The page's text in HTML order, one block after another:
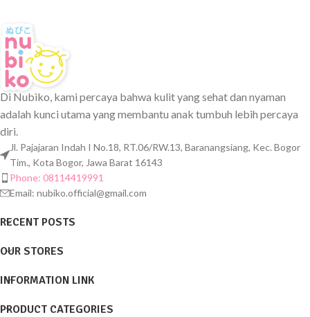
Di Nubiko, kami percaya bahwa kulit yang sehat dan nyaman
adalah kunci utama yang membantu anak tumbuh lebih percaya
diri.
Jl. Pajajaran Indah I No.18, RT.06/RW.13, Baranangsiang, Kec. Bogor
Tim., Kota Bogor, Jawa Barat 16143
Phone: 08114419991
Email: nubiko.official@gmail.com
RECENT POSTS
OUR STORES
INFORMATION LINK
PRODUCT CATEGORIES